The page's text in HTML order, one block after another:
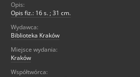
Opis:
Opis fiz.: 16 s. ; 31 cm.
Wydawca:
Biblioteka Kraków
Miejsce wydania:
Kraków
Współtwórca: